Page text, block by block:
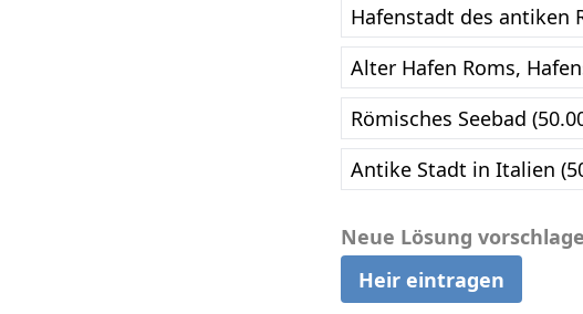
Hafenstadt des antiken
Alter Hafen Roms,
Römisches Seebad
Antike Stadt in Italien
Neue Lösung
Heir eintragen